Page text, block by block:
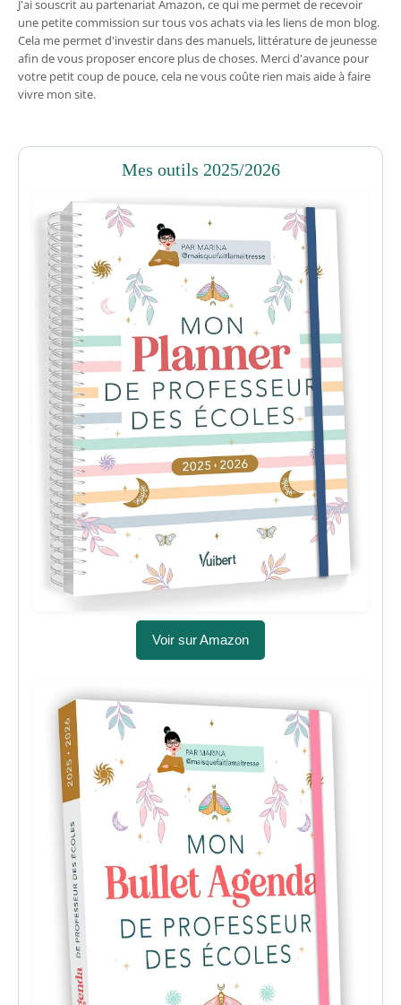
J'ai souscrit au partenariat Amazon, ce qui me permet de recevoir
une petite commission sur tous vos achats via les liens de mon blog.
Cela me permet d'investir dans des manuels, littérature de jeunesse
afin de vous proposer encore plus de choses. Merci d'avance pour
votre petit coup de pouce, cela ne vous coûte rien mais aide à faire
vivre mon site.
Mes outils 2025/2026
Voir sur Amazon